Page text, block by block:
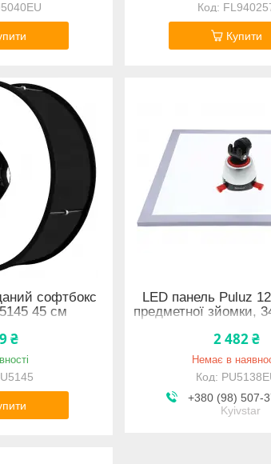
Купити
софтбокс
45 см
₴
LED панель Puluz
предметної зйомки,
2 482 ₴
Немає в
+380 (98) 507-
Kyivstar